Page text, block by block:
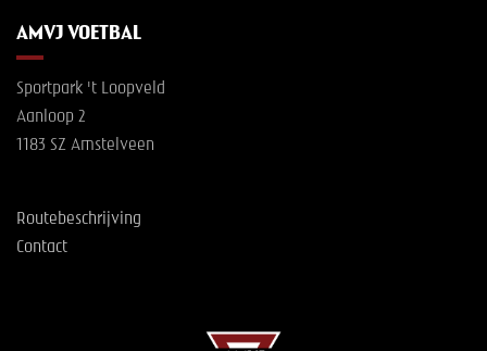
AMVJ VOETBAL
Sportpark 't Loopveld
Aanloop 2
1183 SZ Amstelveen
Routebeschrijving
Contact